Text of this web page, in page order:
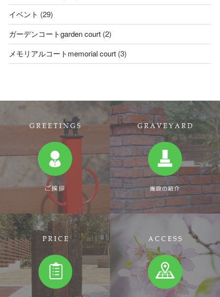
イベント (29)
ガーデンコートgarden court(2)
メモリアルコートmemorial court(3)